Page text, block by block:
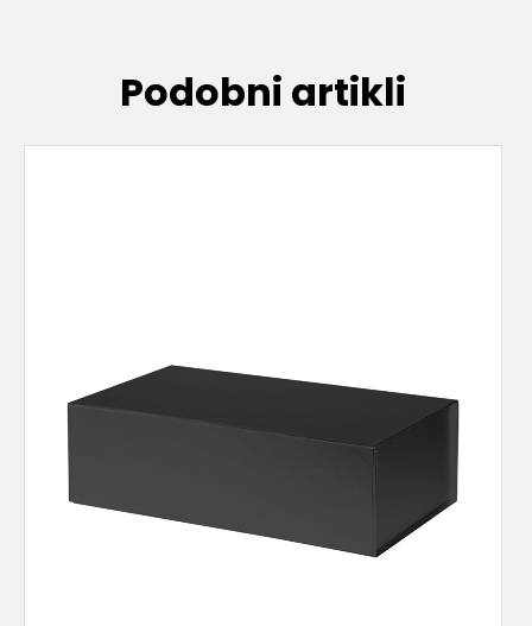
Podobni artikli